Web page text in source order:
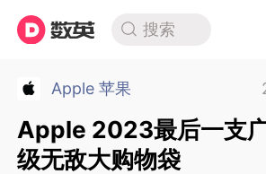
搜索
Apple 苹果
Apple 2023最后一支
级无敌大购物袋